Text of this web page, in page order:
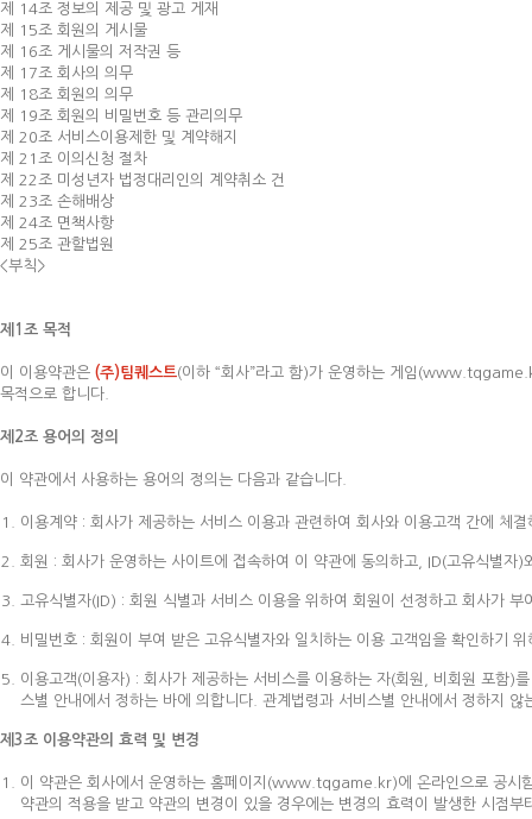
제 14조 정보의 제공 및 광고 게재
제 15조 회원의 게시물
제 16조 게시물의 저작권 등
제 17조 회사의 의무
제 18조 회원의 의무
제 19조 회원의 비밀번호 등 관리의무
제 20조 서비스이용제한 및 계약해지
제 21조 이의신청 절차
제 22조 미성년자 법정대리인의 계약취소 건
제 23조 손해배상
제 24조 면책사항
제 25조 관할법원
<부칙>
제1조 목적
이 이용약관은 (주)팀퀘스트(이하 “회사”라고 함)가 운영하는 게임
목적으로 합니다.
제2조 용어의 정의
이 약관에서 사용하는 용어의 정의는 다음과 같습니다.
이용계약 : 회사가 제공하는 서비스 이용과 관련하여 회사와 이용고객 간에 체
회원 : 회사가 운영하는 사이트에 접속하여 이 약관에 동의하고, ID(고유식별
고유식별자(ID) : 회원 식별과 서비스 이용을 위하여 회원이 선정하고 회사가
비밀번호 : 회원이 부여 받은 고유식별자와 일치하는 이용 고객임을 확인하기
이용고객(이용자) : 회사가 제공하는 서비스를 이용하는 자(회원, 비회원 포함)
스별 안내에서 정하는 바에 의합니다. 관계법령과 서비스별 안내에서 정하지 않
제3조 이용약관의 효력 및 변경
이 약관은 회사에서 운영하는 홈페이지(www.tqgame.kr)에 온라인으로 공시
약관의 적용을 받고 약관의 변경이 있을 경우에는 변경의 효력이 발생한 시점부